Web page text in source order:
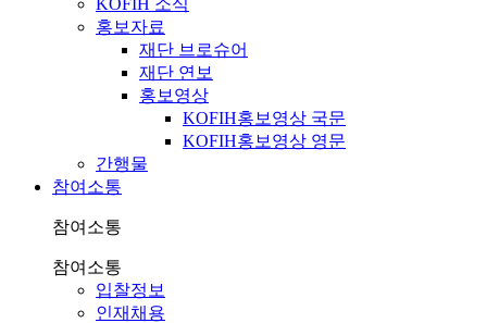
홍보자료
재단 브로슈어
재단 연보
홍보영상
KOFIH홍보영상 국문
KOFIH홍보영상 영문
간행물
참여소통
참여소통
참여소통
입찰정보
인재채용